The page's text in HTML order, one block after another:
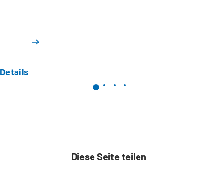
Details
Diese Seite teilen